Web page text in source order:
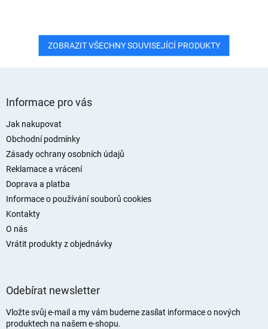
ZOBRAZIT VŠECHNY SOUVISEJÍCÍ PRODUKTY
Informace pro vás
Jak nakupovat
Obchodní podmínky
Zásady ochrany osobních údajů
Reklamace a vrácení
Doprava a platba
Informace o používání souborů cookies
Kontakty
O nás
Vrátit produkty z objednávky
Odebírat newsletter
Vložte svůj e-mail a my vám budeme zasílat informace o nových
produktech na našem e-shopu.